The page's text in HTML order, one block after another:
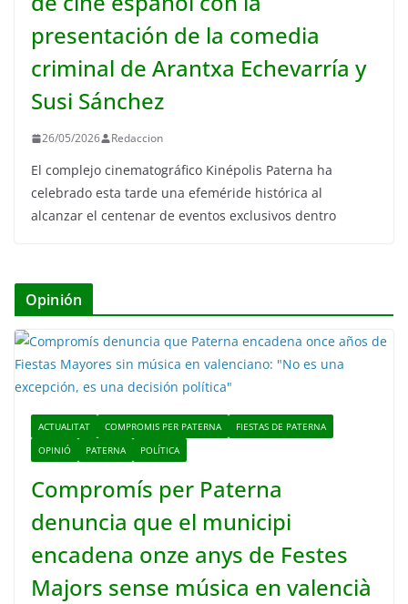
presentación de la comedia
criminal de Arantxa Echevarría y
Susi Sánchez
26/05/2026 Redaccion
El complejo cinematográfico Kinépolis Paterna ha
celebrado esta tarde una efeméride histórica al
alcanzar el centenar de eventos exclusivos dentro
Opinión
ACTUALITAT COMPROMIS PER PATERNA
FIESTAS DE PATERNA
OPINIÓ
PATERNA POLÍTICA
Compromís per Paterna
denuncia que el municipi
encadena onze anys de Festes
Majors sense música en valencià